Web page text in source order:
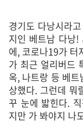
경기도 다낭시라
지인 베트남 다낭!
에, 코로나19가 터
가 최근 얼리버드
옥, 나트랑 등 베
상했다. 그런데 뭐
꾸 눈에 밟힌다.
지만 가 봐야지 나